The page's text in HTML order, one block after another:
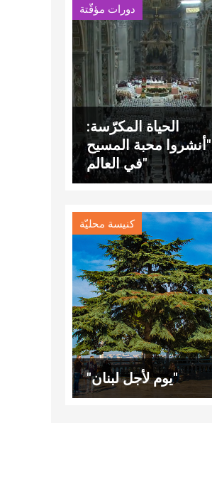
دورات مؤقّتة
الحياة المكرّسة:
"أنشروا محبة المسيح
في العالم"
كنيسة محليّة
"يوم لأجل لبنان"